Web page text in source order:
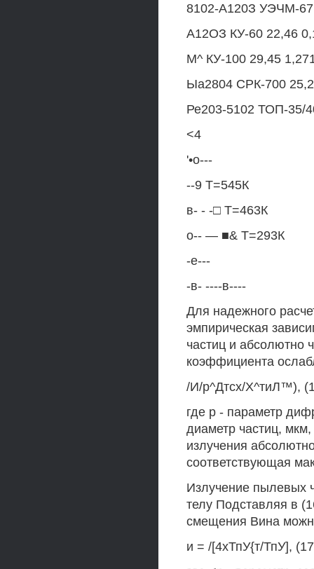
8102-А120З УЭЧМ-67
А12ОЗ КУ-60 22,46
М^ КУ-100 29,45
Ыа2804 СРК-700
Ре203-5102 ТОП-35/
<4
'•о---
--9 Т=545К
в- - -□ Т=463К
о-- — ■& Т=293К
-е---
-в- ----в----
Для надежного
эмпирическая
частиц и абсолютно
коэффициента
/И/р^Дтсх/Х^тиЛ™),
где р - параметр
диаметр частиц,
излучения
соответствующая
Излучение пылевых
телу Подставляя в
смещения Вина
и = /[4хТпУ{т/ТпУ],